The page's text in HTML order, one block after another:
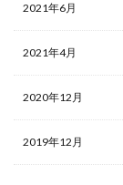
2021年6月
2021年4月
2020年12月
2019年12月